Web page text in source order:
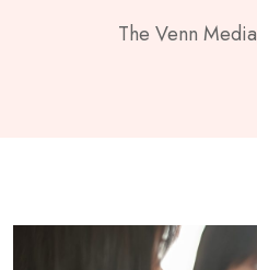
The Venn Media